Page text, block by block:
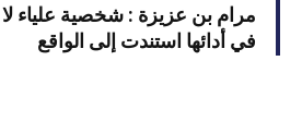
مرام بن عزيزة : شخصية علياء
في أدائها استندت إلى الواقع